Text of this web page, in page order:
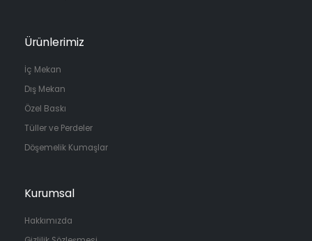
Ürünlerimiz
İç Mekan
Dış Mekan
Özel Baskı
Tüller ve Perdeler
Döşemelik Kumaşlar
Kurumsal
Hakkımızda